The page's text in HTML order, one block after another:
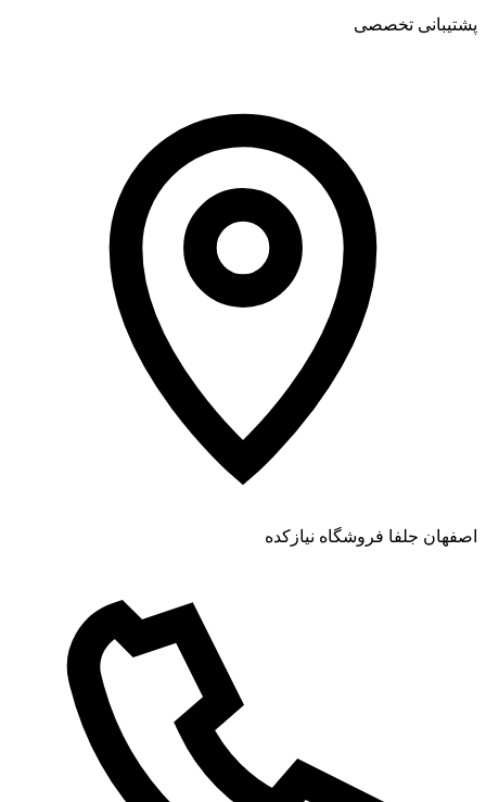
پشتیبانی تخصصی
اصفهان جلفا فروشگاه نیازکده